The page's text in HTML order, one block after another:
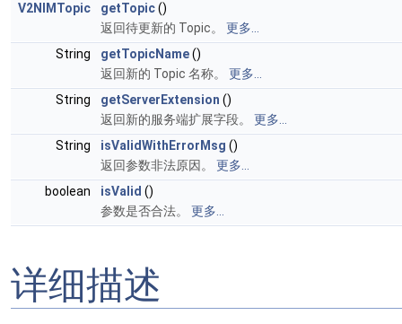
V2NIMTopic
getTopic()
返回待更新的 Topic。 更多...
String
getTopicName()
返回新的 Topic 名称。 更多...
String
getServerExtension ()
返回新的服务端扩展字段。 更多...
String
isValidWithErrorMsg ()
返回参数非法原因。 更多...
boolean
isValid ()
参数是否合法。 更多...
详细描述